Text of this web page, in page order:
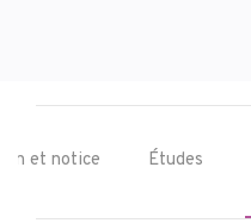
et notice Études